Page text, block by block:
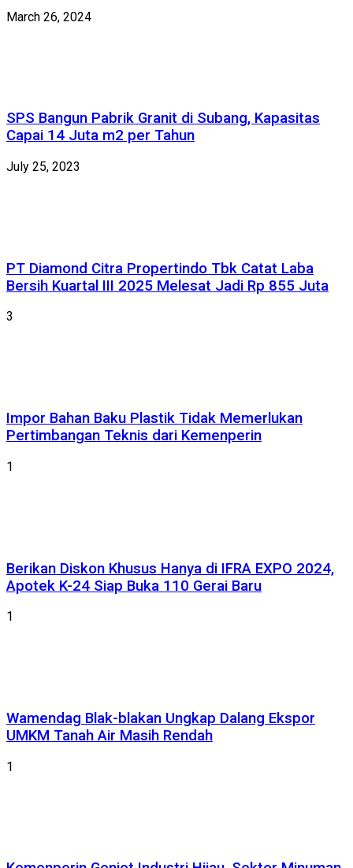
March 26, 2024
SPS Bangun Pabrik Granit di Subang, Kapasitas
Capai 14 Juta m2 per Tahun
July 25, 2023
PT Diamond Citra Propertindo Tbk Catat Laba
Bersih Kuartal III 2025 Melesat Jadi Rp 855 Juta
3
Impor Bahan Baku Plastik Tidak Memerlukan
Pertimbangan Teknis dari Kemenperin
1
Berikan Diskon Khusus Hanya di IFRA EXPO 2024,
Apotek K-24 Siap Buka 110 Gerai Baru
1
Wamendag Blak-blakan Ungkap Dalang Ekspor
UMKM Tanah Air Masih Rendah
1